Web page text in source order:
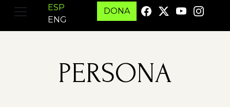
ESP
ENG
DONA
PERSONA